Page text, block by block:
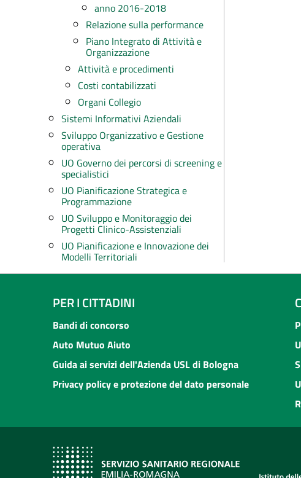
anno 2016-2018
Relazione sulla performance
Piano Integrato di Attività e
Organizzazione
Attività e procedimenti
Costi contabilizzati
Organi Collegio
Sistemi Informativi Aziendali
Sviluppo Organizzativo e Gestione
operativa
UO Governo dei percorsi di screening e
specialistici
UO Pianificazione Strategica e
Programmazione
UO Sviluppo e Monitoraggio dei
Progetti Clinico-Assistenziali
UO Pianificazione e Innovazione dei
Modelli Territoriali
PER I CITTADINI
Bandi di concorso
Auto Mutuo Aiuto
Guida ai servizi dell'Azienda USL di Bologna
Privacy policy e protezione del dato personale